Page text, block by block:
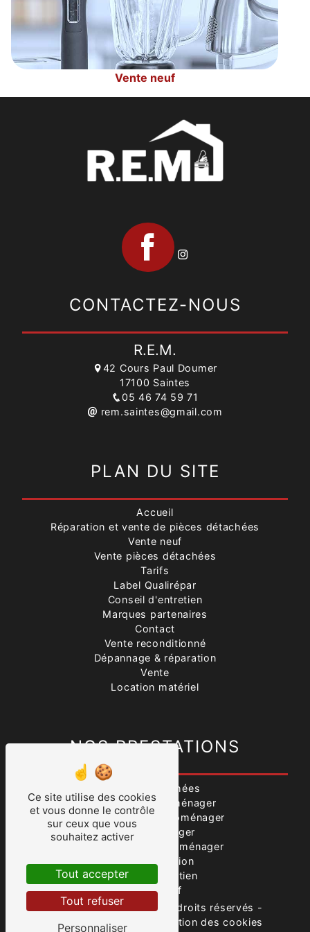
Vente neuf
CONTACTEZ-NOUS
R.E.M.
42 Cours Paul Doumer
17100 Saintes
05 46 74 59 71
rem.saintes@gmail.com
PLAN DU SITE
Accueil
Réparation et vente de pièces détachées
Vente neuf
Vente pièces détachées
Tarifs
Label Qualirépar
Conseil d'entretien
Marques partenaires
Contact
Vente reconditionné
Dépannage & réparation
Vente
Location matériel
NOS PRESTATIONS
Pièces détachées
Vente produits ménager
Dépannage électroménager
Électroménager
Réparation électroménager
Vente occasion
Conseil entretien
Vente neuf
Vistalid- 2026 - Tous droits réservés -
Mentions légales
Gestion des cookies
Ce site utilise des cookies
et vous donne le contrôle
sur ceux que vous
souhaitez activer
Tout accepter
Tout refuser
Personnaliser